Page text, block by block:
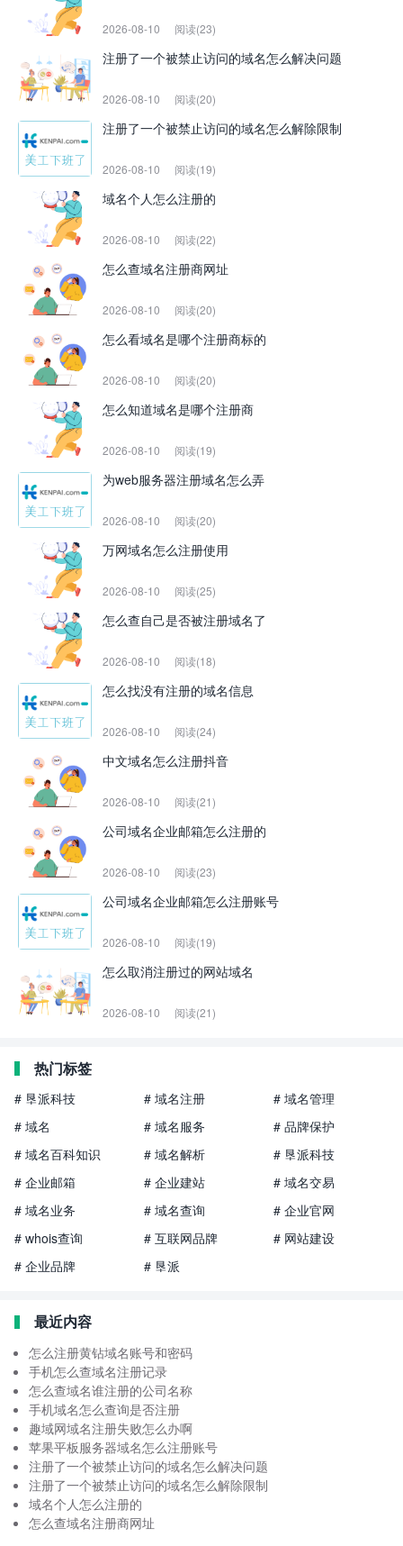
2026-08-10 阅读(23)
注册了一个被禁止访问的域名怎么解决问题
2026-08-10 阅读(20)
注册了一个被禁止访问的域名怎么解除限制
2026-08-10 阅读(19)
域名个人怎么注册的
2026-08-10 阅读(22)
怎么查域名注册商网址
2026-08-10 阅读(20)
怎么看域名是哪个注册商标的
2026-08-10 阅读(20)
怎么知道域名是哪个注册商
2026-08-10 阅读(19)
为web服务器注册域名怎么弄
2026-08-10 阅读(20)
万网域名怎么注册使用
2026-08-10 阅读(25)
怎么查自己是否被注册域名了
2026-08-10 阅读(18)
怎么找没有注册的域名信息
2026-08-10 阅读(24)
中文域名怎么注册抖音
2026-08-10 阅读(21)
公司域名企业邮箱怎么注册的
2026-08-10 阅读(23)
公司域名企业邮箱怎么注册账号
2026-08-10 阅读(19)
怎么取消注册过的网站域名
2026-08-10 阅读(21)
热门标签
# 垦派科技 # 域名注册
# 域名管理
# 域名
# 域名服务
# 品牌保护
# 域名百科知识
# 域名解析
# 垦派科技
# 企业邮箱
# 企业建站
# 域名交易
# 域名业务
# 域名查询
# 企业官网
# whois查询
# 互联网品牌
# 网站建设
# 企业品牌
# 垦派
最近内容
怎么注册黄钻域名账号和密码
手机怎么查域名注册记录
怎么查域名谁注册的公司名称
手机域名怎么查询是否注册
趣域网域名注册失败怎么办啊
苹果平板服务器域名怎么注册账号
注册了一个被禁止访问的域名怎么解决问题
注册了一个被禁止访问的域名怎么解除限制
域名个人怎么注册的
怎么查域名注册商网址